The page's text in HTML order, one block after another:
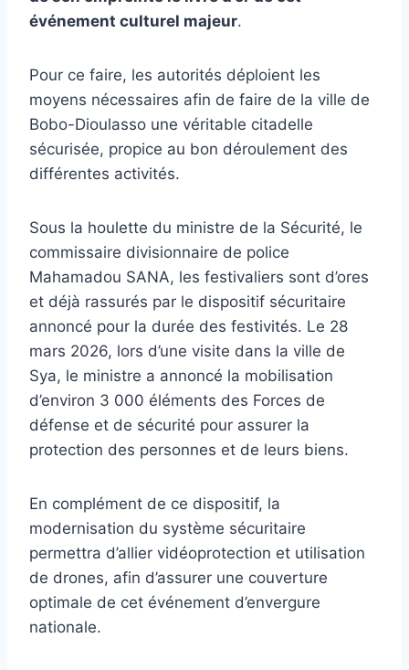
événement culturel majeur.
Pour ce faire, les autorités déploient les
moyens nécessaires afin de faire de la ville de
Bobo-Dioulasso une véritable citadelle
sécurisée, propice au bon déroulement des
différentes activités.
Sous la houlette du ministre de la Sécurité, le
commissaire divisionnaire de police
Mahamadou SANA, les festivaliers sont d’ores
et déjà rassurés par le dispositif sécuritaire
annoncé pour la durée des festivités. Le 28
mars 2026, lors d’une visite dans la ville de
Sya, le ministre a annoncé la mobilisation
d’environ 3 000 éléments des Forces de
défense et de sécurité pour assurer la
protection des personnes et de leurs biens.
En complément de ce dispositif, la
modernisation du système sécuritaire
permettra d’allier vidéoprotection et utilisation
de drones, afin d’assurer une couverture
optimale de cet événement d’envergure
nationale.